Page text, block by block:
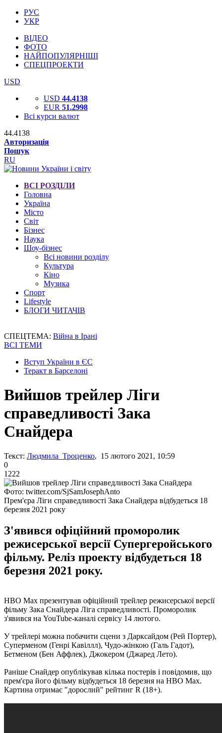
РУС
УКР
ВІДЕО
ФОТО
НАЙПОПУЛЯРНІШІ
СПЕЦПРОЕКТИ
USD
USD 44.4138
EUR 51.2998
Всі курси валют
44.4138
Авторизація
Пошук
RU
ВСІ РОЗДІЛИ
Головна
Україна
Місто
Світ
Бізнес
Наука
Шоу-бізнес
Всі новини розділу
Культура
Кіно
Музика
Спорт
Lifestyle
БЛОГИ ЧИТАЧІВ
СПЕЦТЕМА: Війна в Ірані
ВСІ ТЕМИ
Вступ України в ЄС
Теракт в Барселоні
Вийшов трейлер Ліги
справедливості Зака
Снайдера
Текст: Людмила Троценко, 15 лютого 2021, 10:59
0
1222
Фото: twitter.com/SjSamJosephAnto
Прем'єра Ліги справедливості Зака Снайдера відбудеться 18
березня 2021 року
З'явився офіційний проморолик
режисерської версії Супергеройського
фільму. Реліз проекту відбудеться 18
березня 2021 року.
HBO Max презентував офіційний трейлер режисерської версії
фільму Зака ​​Снайдера Ліга справедливості. Проморолик
з'явився на YouTube-каналі сервісу 14 лютого.
У трейлері можна побачити сцени з Дарксайдом (Рей Портер),
Суперменом (Генрі Кавіллл), Чудо-жінкою (Галь Гадот),
Бетменом (Бен Аффлек), Джокером (Джаред Лето).
Раніше Снайдер опублікував кілька постерів і повідомив, що
прем'єра його фільму відбудеться 18 березня на HBO Max.
Картина отримає "дорослий" рейтинг R (18+).